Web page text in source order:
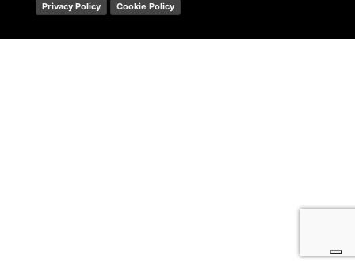
Privacy Policy Cookie Policy